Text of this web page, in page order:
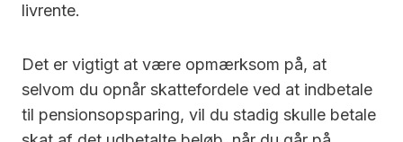
livrente.
Det er vigtigt at være opmærksom på, at
selvom du opnår skattefordele ved at indbetale
til pensionsopsparing, vil du stadig skulle betale